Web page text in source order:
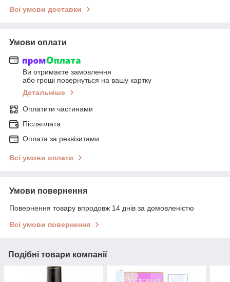
Всі умови доставки
Умови оплати
Ви отримаєте замовлення
або гроші повернуться на вашу картку
Детальніше
Оплатити частинами
Післяплата
Оплата за реквізитами
Всі умови оплати
Умови повернення
Повернення товару впродовж 14 днів за домовленістю
Всі умови повернення
Подібні товари компанії